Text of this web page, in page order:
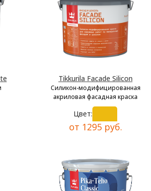
Tikkurila Facade Silicon
Силикон-модифицированная
акриловая фасадная краска
Цвет:
от 1295 руб.